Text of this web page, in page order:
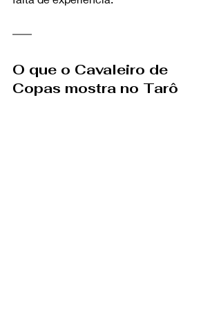
O que o Cavaleiro de
Copas mostra no Tarô